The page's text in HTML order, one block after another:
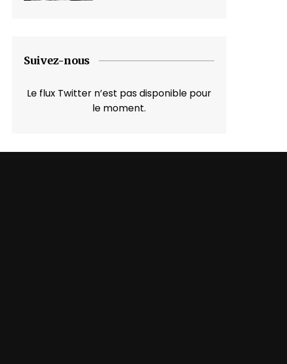
Suivez-nous
Le flux Twitter n’est pas disponible pour
le moment.